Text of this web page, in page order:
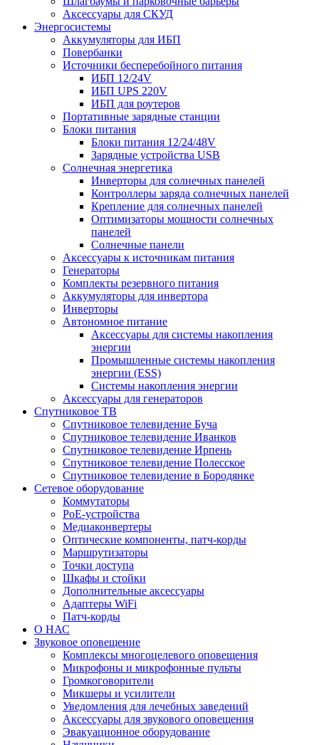
Аксессуары для СКУД
Энергосистемы
Аккумуляторы для ИБП
Повербанки
Источники бесперебойного питания
ИБП 12/24V
ИБП UPS 220V
ИБП для роутеров
Портативные зарядные станции
Блоки питания
Блоки питания 12/24/48V
Зарядные устройства USB
Солнечная энергетика
Инверторы для солнечных панелей
Контроллеры заряда солнечных панелей
Крепление для солнечных панелей
Оптимизаторы мощности солнечных
панелей
Солнечные панели
Аксессуары к источникам питания
Генераторы
Комплекты резервного питания
Аккумуляторы для инвертора
Инверторы
Автономное питание
Аксессуары для системы накопления
энергии
Промышленные системы накопления
энергии (ESS)
Системы накопления энергии
Аксессуары для генераторов
Спутниковое ТВ
Спутниковое телевидение Буча
Спутниковое телевидение Иванков
Спутниковое телевидение Ирпень
Спутниковое телевидение Полесское
Спутниковое телевидение в Бородянке
Сетевое оборудование
Коммутаторы
PoE-устройства
Медиаконвертеры
Оптические компоненты, патч-корды
Маршрутизаторы
Точки доступа
Шкафы и стойки
Дополнительные аксессуары
Адаптеры WiFi
Патч-корды
О НАС
Звуковое оповещение
Комплексы многоцелевого оповещения
Микрофоны и микрофонные пульты
Громкоговорители
Микшеры и усилители
Уведомления для лечебных заведений
Аксессуары для звукового оповещения
Эвакуационное оборудование